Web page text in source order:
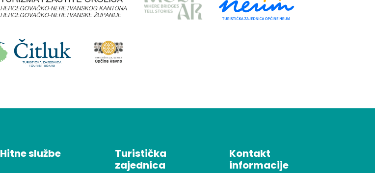
Hitne službe
Turistička
zajednica
Kontakt
informacije